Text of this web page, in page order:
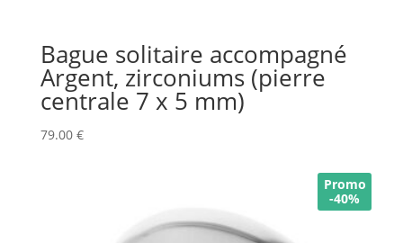
Bague solitaire accompagné
Argent, zirconiums (pierre
centrale 7 x 5 mm)
79.00 €
Promo
-40%